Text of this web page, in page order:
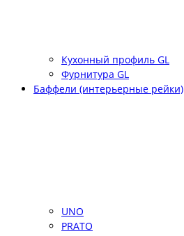
Кухонный профиль GL
Фурнитура GL
Баффели (интерьерные рейки)
UNO
PRATO